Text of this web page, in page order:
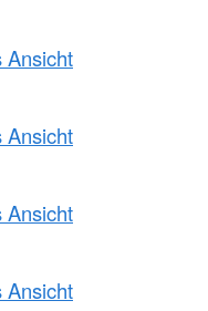
Ansicht
Ansicht
Ansicht
Ansicht